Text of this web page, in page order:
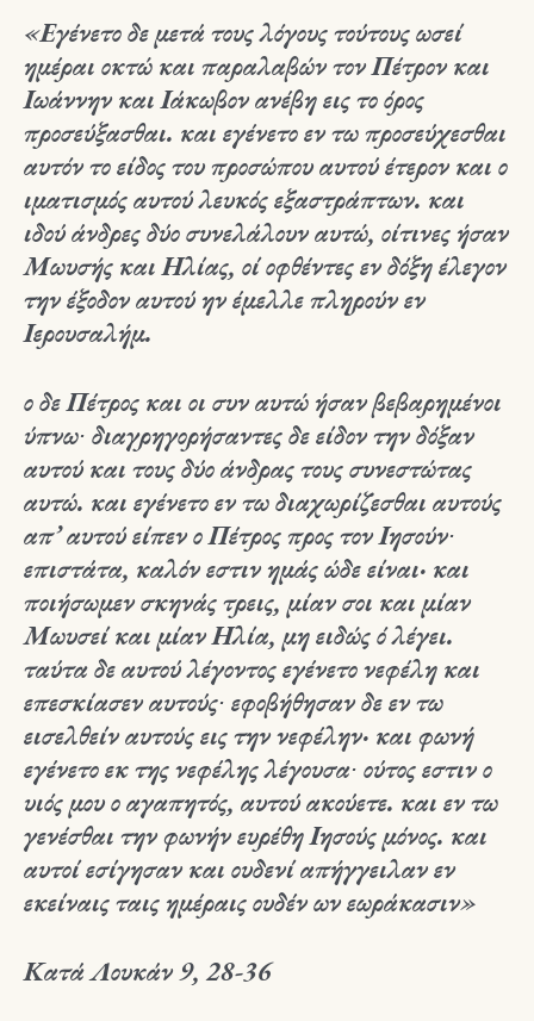
«Εγένετο δε μετά τους λόγους τούτους ωσεί
ημέραι οκτώ και παραλαβών τον Πέτρον και
Ιωάννην και Ιάκωβον ανέβη εις το όρος
προσεύξασθαι. και εγένετο εν τω προσεύχεσθαι
αυτόν το είδος του προσώπου αυτού έτερον και ο
ιματισμός αυτού λευκός εξαστράπτων. και
ιδού άνδρες δύο συνελάλουν αυτώ, οίτινες ήσαν
Μωυσής και Ηλίας, οί οφθέντες εν δόξη έλεγον
την έξοδον αυτού ην έμελλε πληρούν εν
Ιερουσαλήμ.
ο δε Πέτρος και οι συν αυτώ ήσαν βεβαρημένοι
ύπνω∙ διαγρηγορήσαντες δε είδον την δόξαν
αυτού και τους δύο άνδρας τους συνεστώτας
αυτώ. και εγένετο εν τω διαχωρίζεσθαι αυτούς
απ’ αυτού είπεν ο Πέτρος προς τον Ιησούν∙
επιστάτα, καλόν εστιν ημάς ώδε είναι· και
ποιήσωμεν σκηνάς τρεις, μίαν σοι και μίαν
Μωυσεί και μίαν Ηλία, μη ειδώς ό λέγει.
ταύτα δε αυτού λέγοντος εγένετο νεφέλη και
επεσκίασεν αυτούς∙ εφοβήθησαν δε εν τω
εισελθείν αυτούς εις την νεφέλην· και φωνή
εγένετο εκ της νεφέλης λέγουσα∙ ούτος εστιν ο
υιός μου ο αγαπητός, αυτού ακούετε. και εν τω
γενέσθαι την φωνήν ευρέθη Ιησούς μόνος. και
αυτοί εσίγησαν και ουδενί απήγγειλαν εν
εκείναις ταις ημέραις ουδέν ων εωράκασιν»
Κατά Λουκάν 9, 28-36